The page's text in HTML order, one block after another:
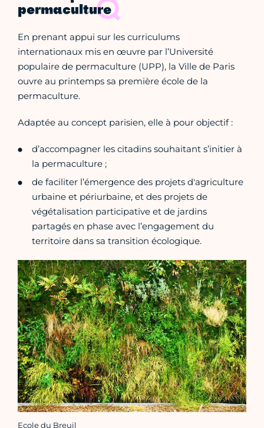
permaculture
En prenant appui sur les curriculums
internationaux mis en œuvre par l’Université
populaire de permaculture (UPP), la Ville de Paris
ouvre au printemps sa première école de la
permaculture.
Adaptée au concept parisien, elle à pour objectif :
d’accompagner les citadins souhaitant s’initier à
la permaculture ;
de faciliter l’émergence des projets d'agriculture
urbaine et périurbaine, et des projets de
végétalisation participative et de jardins
partagés en phase avec l’engagement du
territoire dans sa transition écologique.
Ecole du Breuil